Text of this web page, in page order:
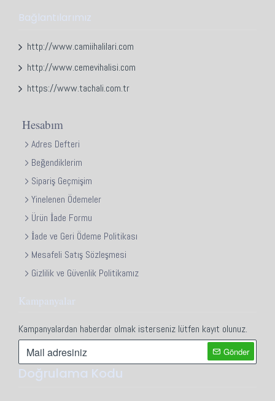
Bağlantılarımız
http://www.camiihalilari.com
http://www.cemevihalisi.com
https://www.tachali.com.tr
Hesabım
Adres Defteri
Beğendiklerim
Sipariş Geçmişim
Yinelenen Ödemeler
Ürün İade Formu
İade ve Geri Ödeme Politikası
Mesafeli Satış Sözleşmesi
Gizlilik ve Güvenlik Politikamız
Kampanyalar
Kampanyalardan haberdar olmak isterseniz lütfen kayıt olunuz.
Gönder
Doğrulama Kodu